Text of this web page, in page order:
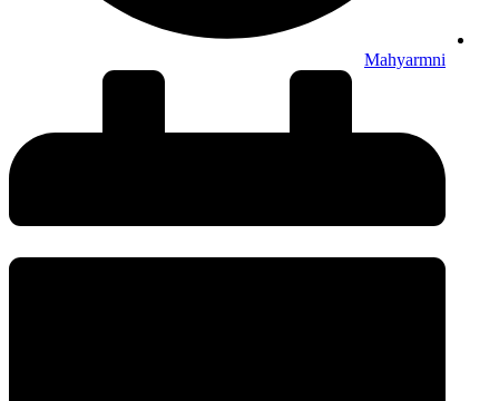
Mahyarmni